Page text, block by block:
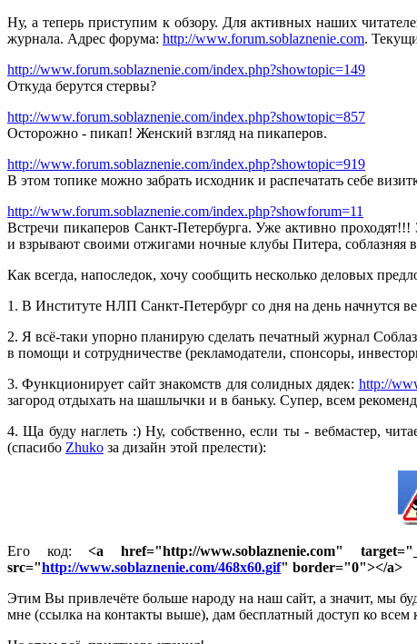
Ну, а теперь приступим к обзору. Для активных наших
журнала. Адрес форума: http://www.forum.soblaznenie.com.
http://www.forum.soblaznenie.com/index.php?showtopic=149
Откуда берутся стервы?
http://www.forum.soblaznenie.com/index.php?showtopic=857
Осторожно - пикап! Женский взгляд на пикаперов.
http://www.forum.soblaznenie.com/index.php?showtopic=919
В этом топике можно забрать исходник и распечатать себе
http://www.forum.soblaznenie.com/index.php?showforum=11
Встречи пикаперов Санкт-Петербурга. Уже активно
и взрывают своими отжигами ночные клубы Питера, соблазняя
Как всегда, напоследок, хочу сообщить несколько деловых
1. В Институте НЛП Санкт-Петербург со дня на день начнутся
2. Я всё-таки упорно планирую сделать печатный журнал
в помощи и сотрудничестве (рекламодатели, спонсоры,
3. Функционирует сайт знакомств для солидных дядек: http://
загород отдыхать на шашлычки и в баньку. Супер, всем
4. Ща буду наглеть :) Ну, собственно, если ты - вебмастер,
(спасибо Zhuko за дизайн этой прелести):
Его код:<a href="http://www.soblaznenie.com"
src="http://www.soblaznenie.com/468x60.gif" border="0"></a>
Этим Вы привлечёте больше народу на наш сайт, а значит, мы
мне (ссылка на контакты выше), дам бесплатный доступ ко всем